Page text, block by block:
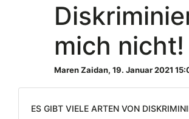
mich nicht!
Maren Zaidan, 19. Januar 2021
Es gibt viele Arten von